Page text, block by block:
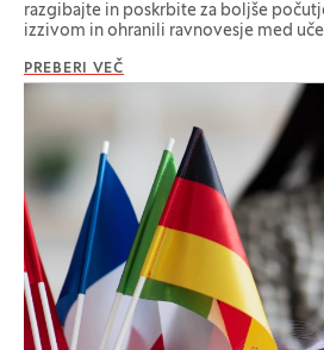
razgibajte in poskrbite za boljše
izzivom in ohranili ravnovesje med
PREBERI VEČ